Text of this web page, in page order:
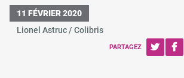
11 FÉVRIER 2020
Lionel Astruc / Colibris
PARTAGEZ